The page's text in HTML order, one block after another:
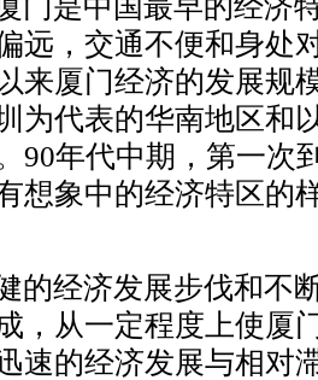
门是中国最早的经济
远，交通不便和身处
来厦门经济的发展规
为代表的华南地区和
90年代中期，第一次
想象中的经济特区的
的经济发展步伐和不
，从一定程度上使厦
速的经济发展与相对